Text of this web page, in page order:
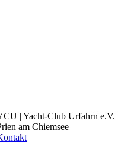
| Yacht-Club Urfahrn e.V.
am Chiemsee